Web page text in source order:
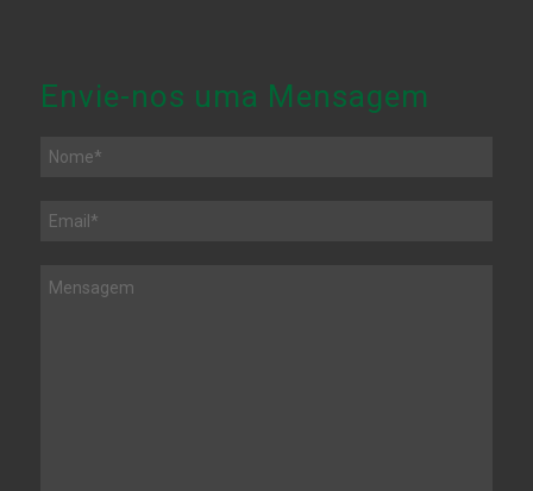
Envie-nos uma Mensagem